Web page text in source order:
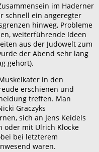
im Haderner
schnell ein angeregter
hinweg, Probleme
weiterführende Ideen
aus der Judowelt zum
der Abend sehr lang
gehört).
in den
erschienen und
treffen. Man
Graczyks
sich an Jens Keidels
oder mit Ulrich Klocke
bei letzterem
waren.